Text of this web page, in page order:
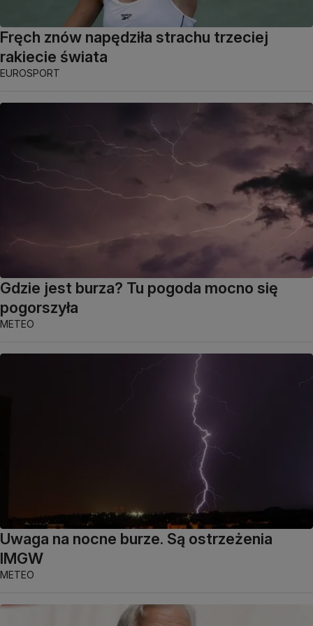
Fręch znów napędziła strachu trzeciej
rakiecie świata
EUROSPORT
Gdzie jest burza? Tu pogoda mocno się
pogorszyła
METEO
Uwaga na nocne burze. Są ostrzeżenia
IMGW
METEO